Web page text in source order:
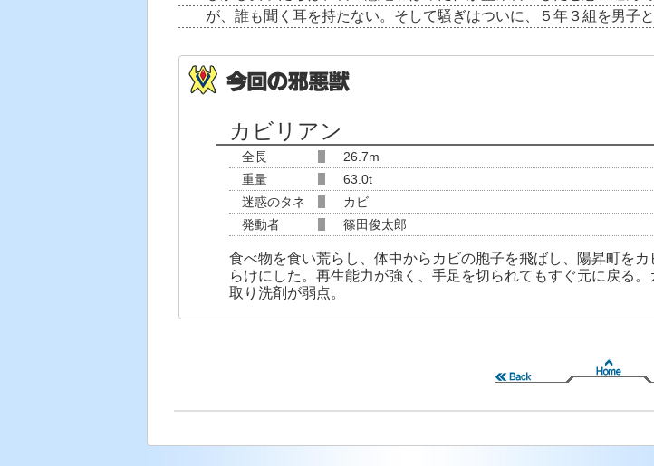
が、誰も聞く耳を持たない。そして騒ぎはついに、５年３組を男子
カビリアン
全長
26.7m
重量
63.0t
迷惑のタネ
カビ
発動者
篠田俊太郎
食べ物を食い荒らし、体中からカビの胞子を飛ばし、陽昇町をカ
らけにした。再生能力が強く、手足を切られてもすぐ元に戻る。
取り洗剤が弱点。